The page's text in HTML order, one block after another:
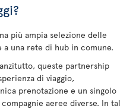
più ampia selezione delle
una rete di hub in comune.
queste partnership
di viaggio,
prenotazione e un singolo
aeree diverse. In tal